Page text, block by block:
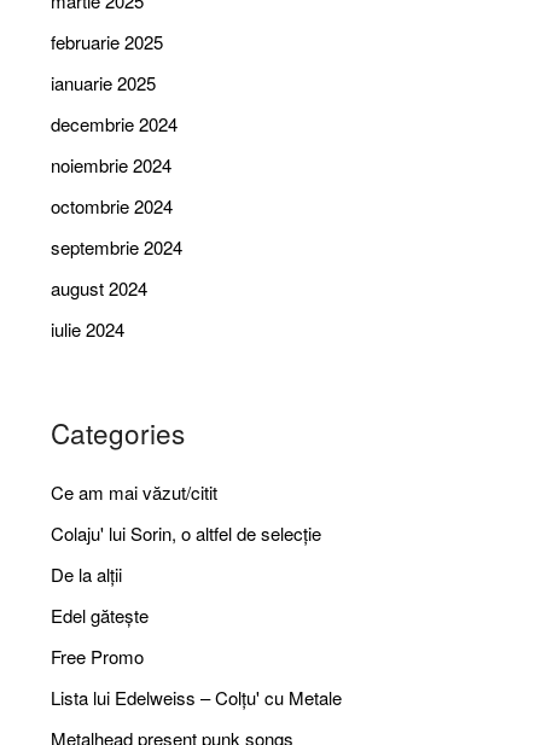
februarie 2025
ianuarie 2025
decembrie 2024
noiembrie 2024
octombrie 2024
septembrie 2024
august 2024
iulie 2024
Categories
Ce am mai văzut/citit
Colaju' lui Sorin, o altfel de selecție
De la alții
Edel gătește
Free Promo
Lista lui Edelweiss – Colțu' cu Metale
Metalhead present punk songs